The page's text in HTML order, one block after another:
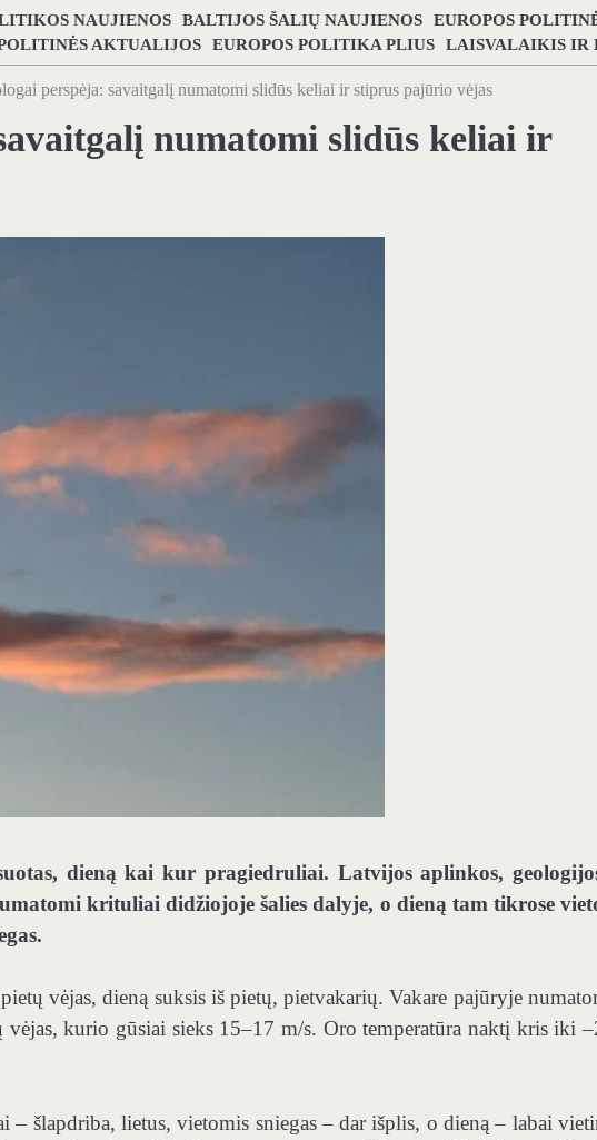
NAUJIENOS BALTIJOS ŠALIŲ NAUJIENOS EUROPOS
AKTUALIJOS EUROPOS POLITIKA PLIUS LAISVALAIKIS IR
perspėja: savaitgalį numatomi slidūs keliai ir stiprus pajūrio vėjas
numatomi slidūs keliai ir
dieną kai kur pragiedruliai. Latvijos aplinkos,
krituliai didžiojoje šalies dalyje, o dieną tam tikrose
vėjas, dieną suksis iš pietų, pietvakarių. Vakare pajūryje
kurio gūsiai sieks 15–17 m/s. Oro temperatūra naktį kris iki
– šlapdriba, lietus, vietomis sniegas – dar išplis, o dieną – labai